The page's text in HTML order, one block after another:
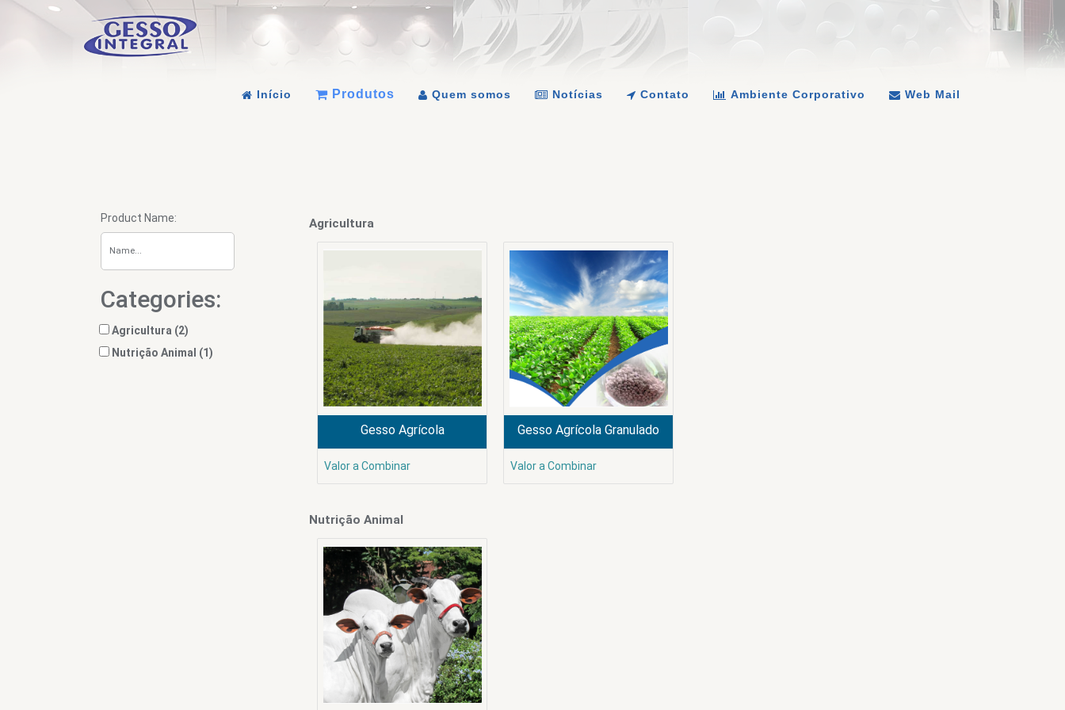
Início Produtos Quem somos Notícias Contato Ambiente Corporativo Web Mail
Product Name:
Categories:
Agricultura (2)
Nutrição Animal (1)
Agricultura
Gesso Agrícola
Valor a Combinar
Gesso Agrícola Granulado
Valor a Combinar
Nutrição Animal